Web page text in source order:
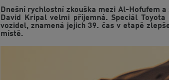
Dnešní rychlostní zkouška mezi Al-Hofufem
David Kripal velmi příjemná. Speciál
vozidel, znamená jejich 39. čas v etapě
místě.